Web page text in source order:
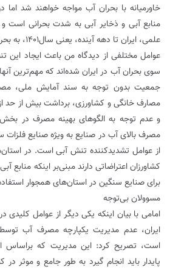
خاورمیانه با بحران آب مواجه خواهند شد اما
منابع آبی و ذخایر آبی به شدت بحرانی است
علمی، ایران تا
عوامل مختلفی از دیدگاه من باعث ایجاد
سوی بحران آب در ایران شده‌اند که مهم‌ترین
جمعیت بدون توجه به سند آمایش ملی،
مصارف خانگی و کشاورزی، برداشت بیش از حد
و عدم توجه به الگوهای بهینه مصرف در
مصرف بالای آب در صنایع به ویژه صنایع فلزات
از عوامل تشدیدکننده تنش آبی است. در
کشاورزان اعتراضاتی دارند مبنی‌بر اینکه منابع
برای صنایع سنگین در استان‌های همجوار
مسوولان بی‌توجه
امامی با بیان اینکه یکی دیگر از عوامل کلیدی
ایران، عدم مدیریت یکپارچه مصرف آب
است، تصریح کرد: این مدیریت که براساس
پایدار باید انجام گیرد به ‌طور جامع و موثر در